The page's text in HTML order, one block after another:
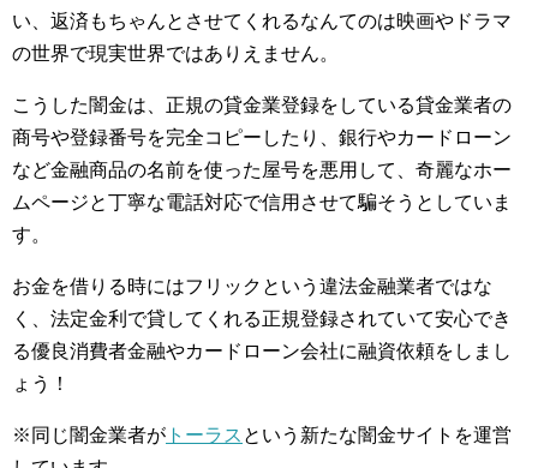
い、返済もちゃんとさせてくれるなんてのは映画やドラマ
の世界で現実世界ではありえません。
こうした闇金は、正規の貸金業登録をしている貸金業者の
商号や登録番号を完全コピーしたり、銀行やカードローン
など金融商品の名前を使った屋号を悪用して、奇麗なホー
ムページと丁寧な電話対応で信用させて騙そうとしていま
す。
お金を借りる時にはフリックという違法金融業者ではな
く、法定金利で貸してくれる正規登録されていて安心でき
る優良消費者金融やカードローン会社に融資依頼をしまし
ょう！
※同じ闇金業者が トーラス という新たな闇金サイトを運営